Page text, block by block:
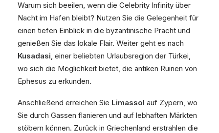
Warum sich beeilen, wenn die Celebrity Infinity über
Nacht im Hafen bleibt? Nutzen Sie die Gelegenheit für
einen tiefen Einblick in die byzantinische Pracht und
genießen Sie das lokale Flair. Weiter geht es nach
Kusadasi, einer beliebten Urlaubsregion der Türkei,
wo sich die Möglichkeit bietet, die antiken Ruinen von
Ephesus zu erkunden.
Anschließend erreichen Sie Limassol auf Zypern, wo
Sie durch Gassen flanieren und auf lebhaften Märkten
stöbern können. Zurück in Griechenland erstrahlen die